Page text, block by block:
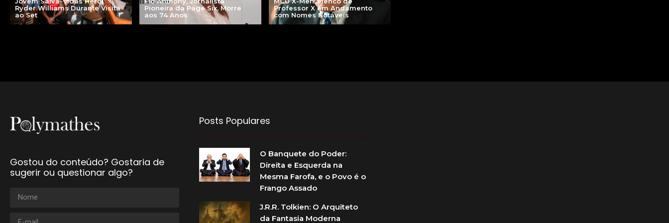
Ryder Williams Durante Visita
ao Set
Pioneira da Page Six, Morre
aos 74 Anos
Professor X em Andamento
com Nomes Notáveis
Gostou do conteúdo? Gostaria de
sugerir ou questionar algo?
Posts Populares
O Banquete do Poder:
Direita e Esquerda na
Mesma Farofa, e o Povo é o
Frango Assado
J.R.R. Tolkien: O Arquiteto
da Fantasia Moderna